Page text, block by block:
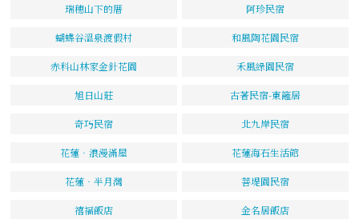
瑞穗山下的厝 阿珍民宿
蝴蝶谷溫泉渡假村 和風陶花園民宿
赤科山林家金針花園 禾風綠園民宿
旭日山莊 古著民宿-東籬居
奇巧民宿 北九岸民宿
花蓮‧浪漫滿屋 花蓮海石生活館
花蓮‧半月灣 菩堤園民宿
禧福飯店 金名居飯店